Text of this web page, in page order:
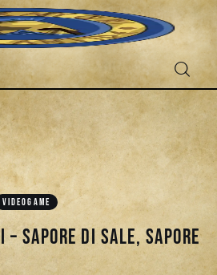
VIDEOGAME
– Sapore di sale, sapore